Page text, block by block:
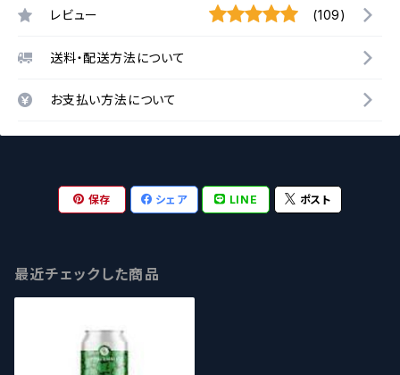
レビュー (109)
送料・配送方法について
お支払い方法について
保存 シェア LINE ポスト
最近チェックした商品